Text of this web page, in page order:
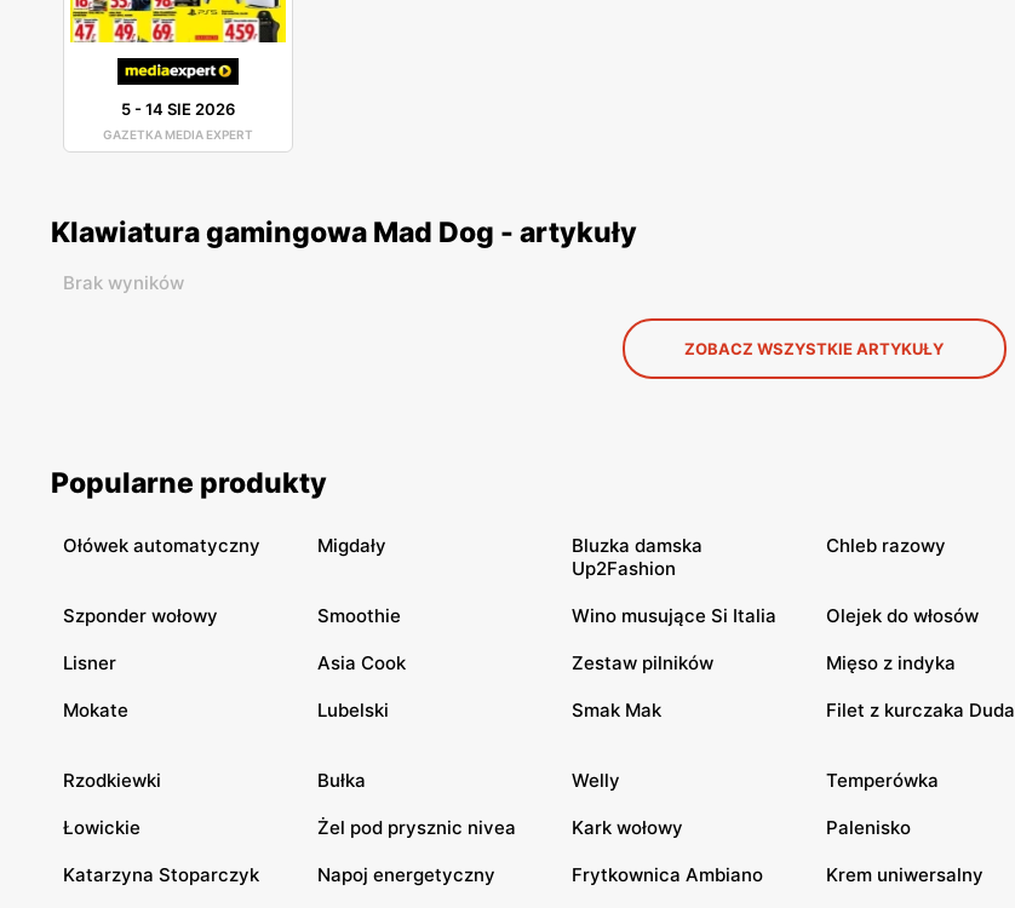
5-14 SIE 2026
GAZETKA MEDIA EXPERT
Klawiatura gamingowa Mad Dog - artykuły
Brak wyników
ZOBACZ WSZYSTKIE ARTYKUŁY
Popularne produkty
Ołówek automatyczny Migdały
Bluzka damska
Up2Fashion
Chleb razowy
Szponder wołowy Smoothie Wino musujące Si Italia Olejek do włosów
Lisner Asia Cook Zestaw pilników Mięso z indyka
Mokate Lubelski Smak Mak Filet z kurczaka Duda
Rzodkiewki Bułka Welly Temperówka
Łowickie Żel pod prysznic nivea Kark wołowy Palenisko
Katarzyna Stoparczyk Napoj energetyczny Frytkownica Ambiano Krem uniwersalny